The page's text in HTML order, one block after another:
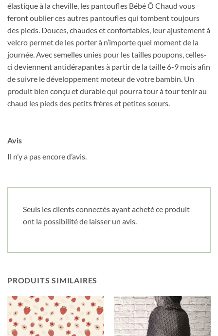
élastique à la cheville, les pantoufles Bébé Ô Chaud vous
feront oublier ces autres pantoufles qui tombent toujours
des pieds. Douces, chaudes et confortables, leur ajustement à
velcro permet de les porter à n’importe quel moment de la
journée. Avec semelles unies pour les tailles poupons, celles-
ci deviennent antidérapantes à partir de la taille 6-9 mois afin
de suivre le développement moteur de votre bambin. Un
produit bien conçu et durable qui pourra tour à tour tenir au
chaud les pieds des petits frères et petites sœurs.
Avis
Il n’y a pas encore d’avis.
Seuls les clients connectés ayant acheté ce produit
ont la possibilité de laisser un avis.
PRODUITS SIMILAIRES
Nom*
Date de naissance
Cliquez ici pour obtenir votre 10%